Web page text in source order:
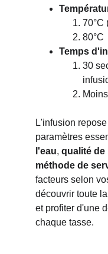
70°C
80°C
Temps
30
L'infusion
paramètres
l'eau, qualité de
méthode de
facteurs selon
découvrir toute
et profiter d'une
chaque tasse.